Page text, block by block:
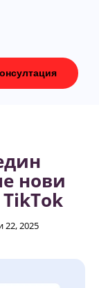
нови
22, 2025